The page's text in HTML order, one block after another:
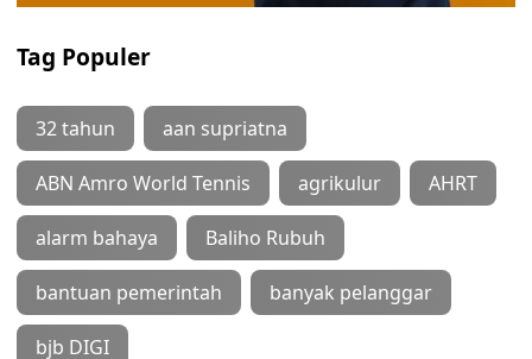
Tag Populer
32 tahun aan supriatna
ABN Amro World Tennis agrikulur AHRT
alarm bahaya Baliho Rubuh
bantuan pemerintah banyak pelanggar
bjb DIGI